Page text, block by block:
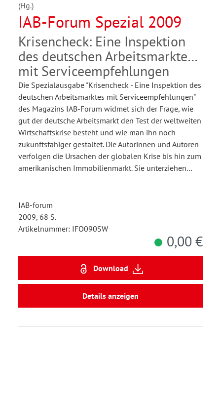
(Hg.)
IAB-Forum Spezial 2009
Krisencheck: Eine Inspektion
des deutschen Arbeitsmarktes
mit Serviceempfehlungen
Die Spezialausgabe "Krisencheck - Eine Inspektion des
deutschen Arbeitsmarktes mit Serviceempfehlungen"
des Magazins IAB-Forum widmet sich der Frage, wie
gut der deutsche Arbeitsmarkt den Test der weltweiten
Wirtschaftskrise besteht und wie man ihn noch
zukunftsfähiger gestaltet. Die Autorinnen und Autoren
verfolgen die Ursachen der globalen Krise bis hin zum
amerikanischen Immobilienmarkt. Sie unterziehen…
IAB-forum
2009, 68 S.
Artikelnummer: IFO090SW
0,00 €
Download
Details anzeigen